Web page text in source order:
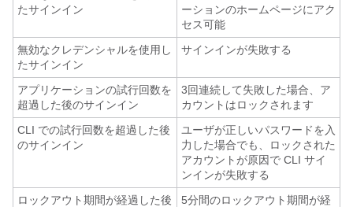
たサインイン
ーションのホームページにアク
セス可能
無効なクレデンシャルを使用し
たサインイン
サインインが失敗する
アプリケーションの試行回数を
超過した後のサインイン
3回連続して失敗した場合、ア
カウントはロックされます
CLI での試行回数を超過した後
のサインイン
ユーザが正しいパスワードを入
力した場合でも、ロックされた
アカウントが原因で CLI サイ
ンインが失敗する
ロックアウト期間が経過した後
5分間のロックアウト期間が経